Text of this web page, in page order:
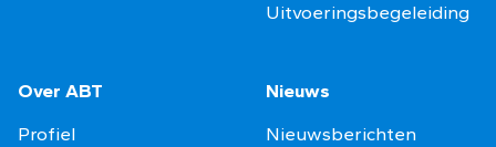
Uitvoeringsbegeleiding
Over ABT
Profiel
Nieuws
Nieuwsberichten